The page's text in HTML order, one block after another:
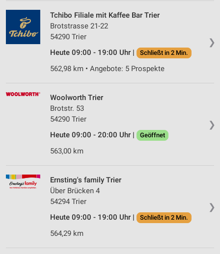
❯
Tchibo Filiale mit Kaffee Bar Trier
Brotstrasse 21-22
54290 Trier
Heute 09:00 - 19:00 Uhr |
Schließt in 2 Min.
562,98 km • Angebote: 5 Prospekte
❯
Woolworth Trier
Brotstr. 53
54290 Trier
Heute 09:00 - 20:00 Uhr |
Geöffnet
563,00 km
❯
Ernsting's family Trier
Über Brücken 4
54294 Trier
Heute 09:00 - 19:00 Uhr |
Schließt in 2 Min.
564,29 km